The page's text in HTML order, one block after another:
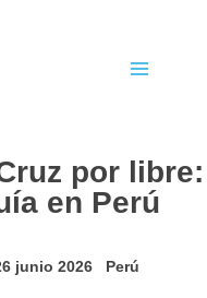
por libre:
en Perú
junio 2026 Perú